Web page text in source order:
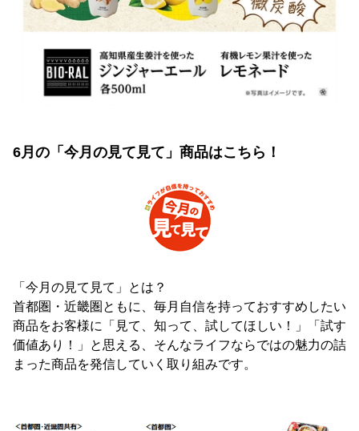
6月の「今月の見て見て」商品はこちら！
「今月の見て見て」とは？
首都圏・近畿圏ともに、毎月自信を持っておすすめしたい
商品をお客様に「見て、知って、試してほしい！」「試す
価値あり！」と思える、そんなライフならではの魅力の詰
まった商品を発信していく取り組みです。